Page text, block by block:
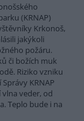
(KRNAP)
Krkonoš,
jakýkoli
požáru.
či božích muk
Riziko vzniku
KRNAP
veder, od
Teplo bude i na